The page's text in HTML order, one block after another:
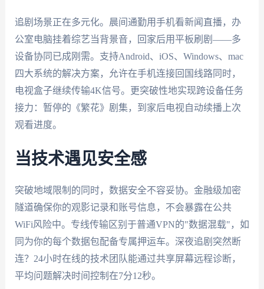
追剧场景正在多元化。晨间通勤用手机看新闻直播，办
公室电脑挂着综艺当背景音，回家后用平板刷剧——多
设备协同已成刚需。支持Android、iOS、Windows、mac
四大系统的解决方案，允许在手机连接回国线路同时，
电视盒子继续传输4K信号。更突破性地实现跨设备任务
接力：暂停的《繁花》剧集，到家后电视自动续播上次
观看进度。
当技术遇见安全感
突破地域限制的同时，数据安全不容妥协。金融级加密
隧道确保你的观影记录和账号信息，不会暴露在公共
WiFi风险中。专线传输区别于普通VPN的"数据混载"，如
同为你的每个数据包配备专属押运车。深夜追剧突然断
连？24小时在线的技术团队能通过共享屏幕远程诊断，
平均问题解决时间控制在7分12秒。